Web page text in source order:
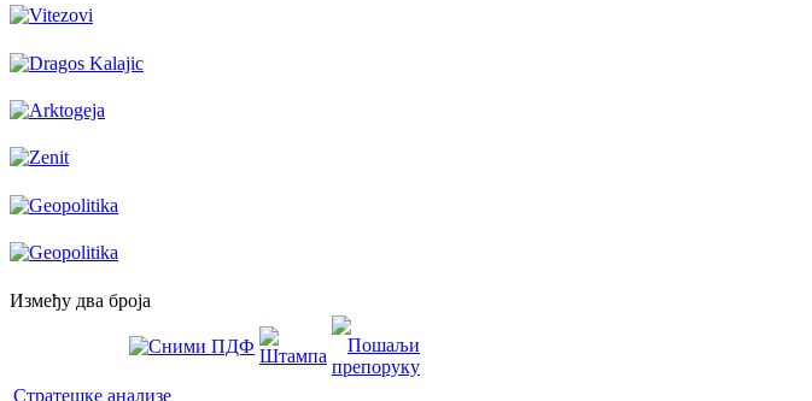
Између два броја
Стратешке анализе